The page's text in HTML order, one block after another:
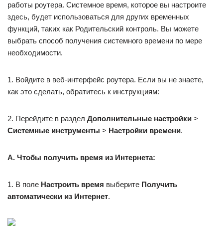
работы роутера. Системное время, которое вы настроите
здесь, будет использоваться для других временных
функций, таких как Родительский контроль. Вы можете
выбрать способ получения системного времени по мере
необходимости.
1. Войдите в веб-интерфейс роутера. Если вы не знаете,
как это сделать, обратитесь к инструкциям:
2. Перейдите в раздел Дополнительные настройки >
Системные инструменты > Настройки времени.
A. Чтобы получить время из Интернета:
1. В поле Настроить время выберите Получить
автоматически из Интернет.